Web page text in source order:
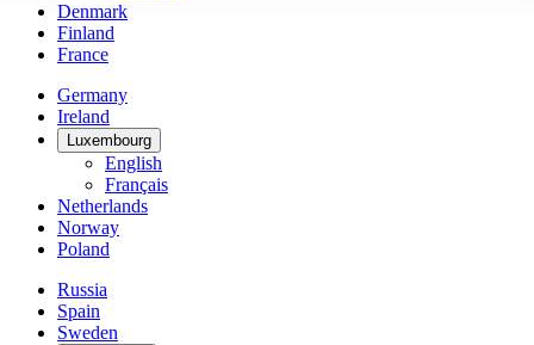
Denmark
Finland
France
Germany
Ireland
Luxembourg
English
Français
Netherlands
Norway
Poland
Russia
Spain
Sweden